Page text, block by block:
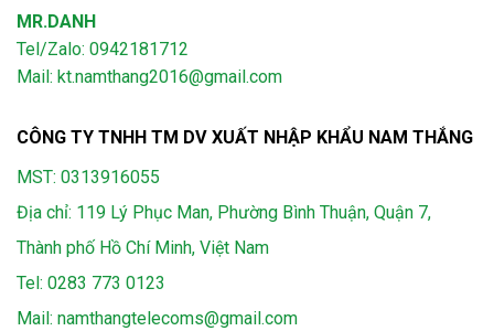
MR.DANH
Tel/Zalo: 0942181712
Mail: kt.namthang2016@gmail.com
CÔNG TY TNHH TM DV XUẤT NHẬP KHẨU NAM THẮNG
MST: 0313916055
Địa chỉ: 119 Lý Phục Man, Phường Bình Thuận, Quận 7,
Thành phố Hồ Chí Minh, Việt Nam
Tel: 0283 773 0123
Mail: namthangtelecoms@gmail.com